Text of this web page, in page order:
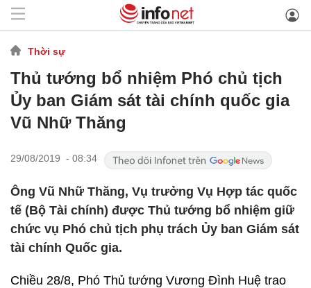
Thời sự
Thủ tướng bổ nhiệm Phó chủ tịch
Ủy ban Giám sát tài chính quốc gia
Vũ Nhữ Thăng
29/08/2019 - 08:34
Ông Vũ Nhữ Thăng, Vụ trưởng Vụ Hợp tác quốc
tế (Bộ Tài chính) được Thủ tướng bổ nhiệm giữ
chức vụ Phó chủ tịch phụ trách Ủy ban Giám sát
tài chính Quốc gia.
Chiều 28/8, Phó Thủ tướng Vương Đình Huệ trao